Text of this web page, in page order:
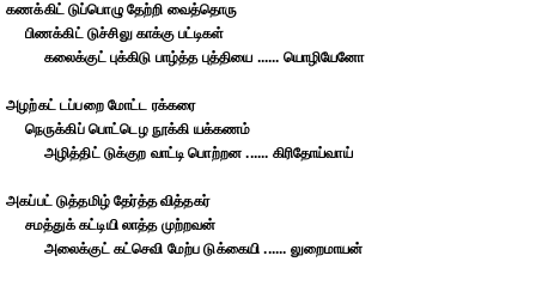
கணக்கிட் டுப்பொழு தேற்றி வைத்தொரு
பிணக்கிட் டுச்சிலு காக்கு பட்டிகள்
கலைக்குட் புக்கிடு பாழ்த்த புத்தியை ...... யொழியேனோ
அழற்கட் டப்பறை மோட்ட ரக்கரை
நெருக்கிப் பொட்டெழ நூக்கி யக்கணம்
அழித்திட் டுக்குற வாட்டி பொற்றன ...... கிரிதோய்வாய்
அகப்பட் டுத்தமிழ் தேர்த்த வித்தகர்
சமத்துக் கட்டியி லாத்த முற்றவன்
அலைக்குட் கட்செவி மேற்ப டுக்கையி ...... லுறைமாயன்